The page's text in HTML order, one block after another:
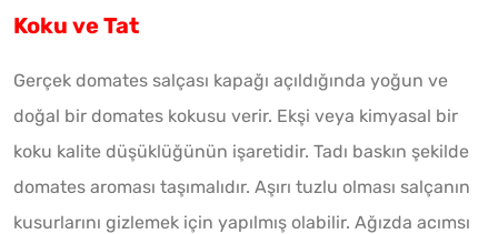
Koku ve Tat
Gerçek domates salçası kapağı açıldığında yoğun ve
doğal bir domates kokusu verir. Ekşi veya kimyasal bir
koku kalite düşüklüğünün işaretidir. Tadı baskın şekilde
domates aroması taşımalıdır. Aşırı tuzlu olması salçanın
kusurlarını gizlemek için yapılmış olabilir. Ağızda acımsı